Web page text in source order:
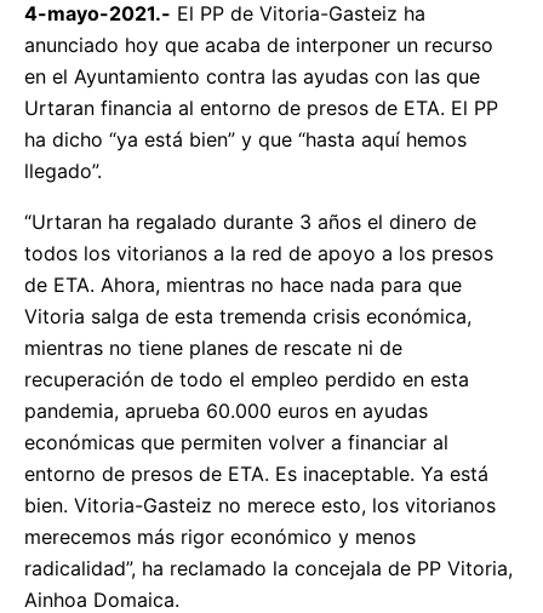
4-mayo-2021.- El PP de Vitoria-Gasteiz ha
anunciado hoy que acaba de interponer un recurso
en el Ayuntamiento contra las ayudas con las que
Urtaran financia al entorno de presos de ETA. El PP
ha dicho “ya está bien” y que “hasta aquí hemos
llegado”.
“Urtaran ha regalado durante 3 años el dinero de
todos los vitorianos a la red de apoyo a los presos
de ETA. Ahora, mientras no hace nada para que
Vitoria salga de esta tremenda crisis económica,
mientras no tiene planes de rescate ni de
recuperación de todo el empleo perdido en esta
pandemia, aprueba 60.000 euros en ayudas
económicas que permiten volver a financiar al
entorno de presos de ETA. Es inaceptable. Ya está
bien. Vitoria-Gasteiz no merece esto, los vitorianos
merecemos más rigor económico y menos
radicalidad”, ha reclamado la concejala de PP Vitoria,
Ainhoa Domaica.